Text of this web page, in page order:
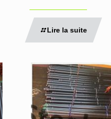
Lire la suite